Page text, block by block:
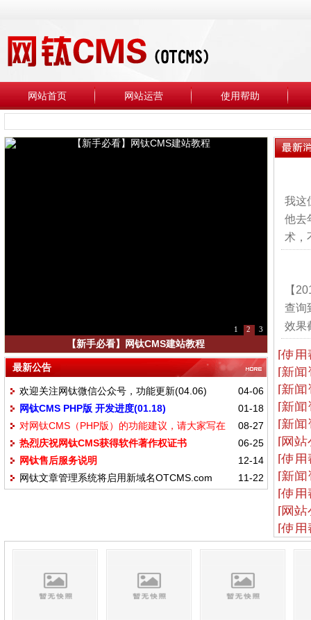
网站首页 网站运营 使用帮助
1 2 3
【新手必看】网钛CMS建站教程
最新公告
04-06
欢迎关注网钛微信公众号，功能更新(04.06)
01-18
网钛CMS PHP版 开发进度(01.18)
08-27
对网钛CMS（PHP版）的功能建议，请大家写在
这里
06-25
热烈庆祝网钛CMS获得软件著作权证书
12-14
网钛售后服务说明
11-22
网钛文章管理系统将启用新域名OTCMS.com
我这
他去
术，
【
查询
效果
[使
[新
[新
[新
[新
[网
[使
[新
[使
[网
[使